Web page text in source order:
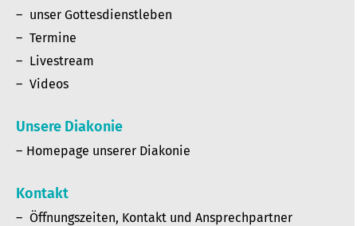
unser Gottesdienstleben
Termine
Livestream
Videos
Unsere Diakonie
Homepage unserer Diakonie
Kontakt
Öffnungszeiten, Kontakt und Ansprechpartner